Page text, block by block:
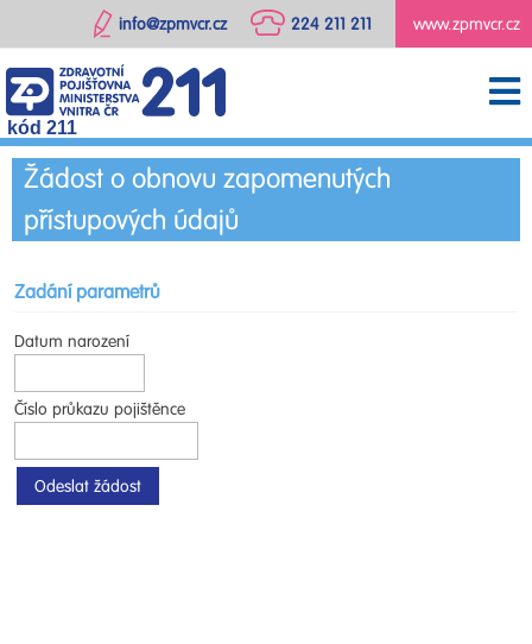
www.zpmvcr.cz
224 211 211
info@zpmvcr.cz
kód 211
Žádost o obnovu zapomenutých
přístupových údajů
Zadání parametrů
Datum narození
Číslo průkazu pojištěnce